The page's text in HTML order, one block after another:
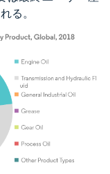
る。